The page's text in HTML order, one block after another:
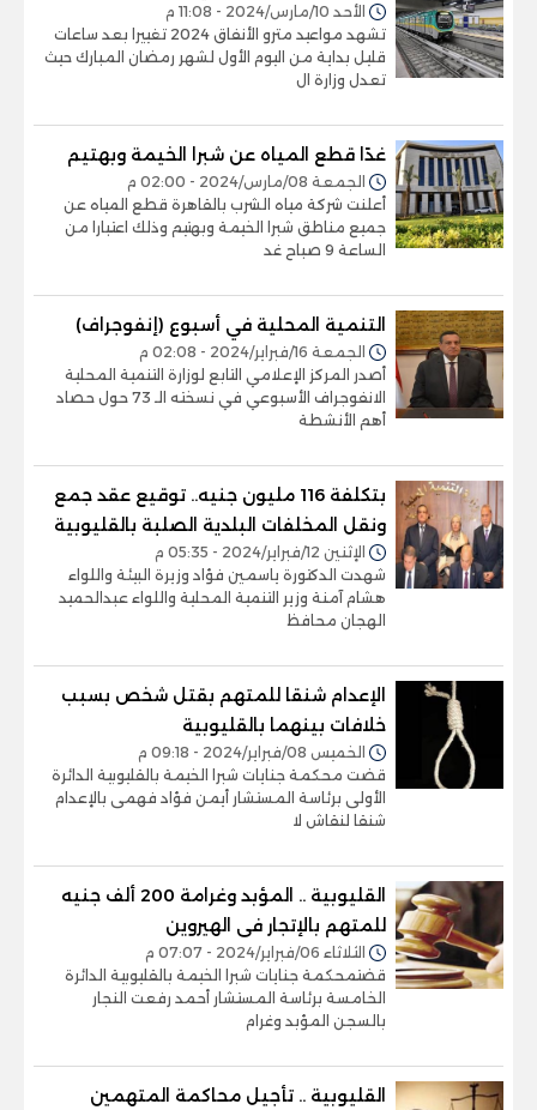
الأحد 10/مارس/2024 - 11:08 م
تشهد مواعيد مترو الأنفاق 2024 تغييرا بعد ساعات
قليل بداية من اليوم الأول لشهر رمضان المبارك حيث
تعدل وزارة ال
غدًا قطع المياه عن شبرا الخيمة وبهتيم
الجمعة 08/مارس/2024 - 02:00 م
أعلنت شركة مياه الشرب بالقاهرة قطع المياه عن
جميع مناطق شبرا الخيمة وبهتيم وذلك اعتبارا من
الساعة 9 صباح غد
التنمية المحلية في أسبوع (إنفوجراف)
الجمعة 16/فبراير/2024 - 02:08 م
أصدر المركز الإعلامي التابع لوزارة التنمية المحلية
الانفوجراف الأسبوعي في نسخته الـ 73 حول حصاد
أهم الأنشطة
بتكلفة 116 مليون جنيه.. توقيع عقد جمع
ونقل المخلفات البلدية الصلبة بالقليوبية
الإثنين 12/فبراير/2024 - 05:35 م
شهدت الدكتورة ياسمين فؤاد وزيرة البيئة واللواء
هشام آمنة وزير التنمية المحلية واللواء عبدالحميد
الهجان محافظ
الإعدام شنقا للمتهم بقتل شخص بسبب
خلافات بينهما بالقليوبية
الخميس 08/فبراير/2024 - 09:18 م
قضت محكمة جنايات شبرا الخيمة بالقليوبية الدائرة
الأولى برئاسة المستشار أيمن فؤاد فهمى بالإعدام
شنقا لنقاش لا
القليوبية .. المؤبد وغرامة 200 ألف جنيه
للمتهم بالإتجار فى الهيروين
الثلاثاء 06/فبراير/2024 - 07:07 م
قضتمحكمة جنايات شبرا الخيمة بالقليوبية الدائرة
الخامسة برئاسة المستشار أحمد رفعت النجار
بالسجن المؤبد وغرام
القليوبية .. تأجيل محاكمة المتهمين